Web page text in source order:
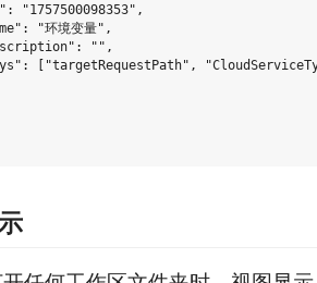
"1757500098353",
"环境变量",
"",
["targetRequestPath",